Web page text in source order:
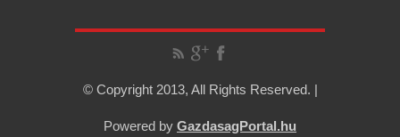
© Copyright 2013, All Rights Reserved. |
Powered by GazdasagPortal.hu